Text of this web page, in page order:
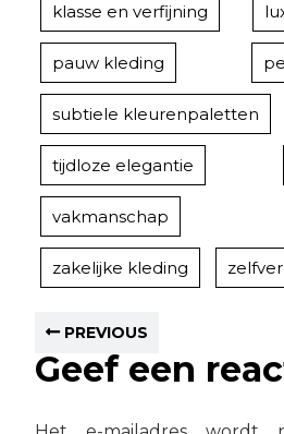
klasse en verfijning
pauw kleding
subtiele kleurenpaletten
tijdloze elegantie
vakmanschap
zakelijke kleding
PREVIOUS
Geef een